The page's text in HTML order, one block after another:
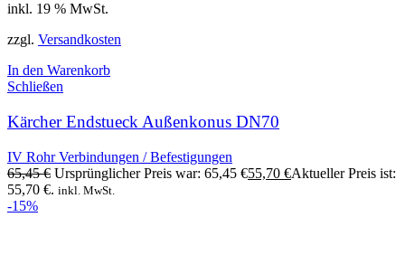
inkl. 19 % MwSt.
zzgl. Versandkosten
In den Warenkorb
Schließen
Kärcher Endstueck Außenkonus DN70
IV Rohr Verbindungen / Befestigungen
65,45€ Ursprünglicher Preis war: 65,45 €55,70 €Aktueller Preis ist:
55,70 €. inkl. MwSt.
-15%